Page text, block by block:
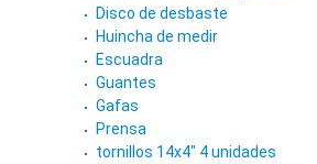
Disco de desbaste
Huincha de medir
Escuadra
Guantes
Gafas
Prensa
tornillos 14x4" 4 unidades